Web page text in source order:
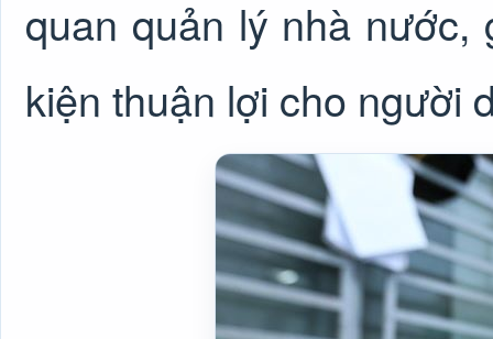
quan quản lý nhà nước,
kiện thuận lợi cho người